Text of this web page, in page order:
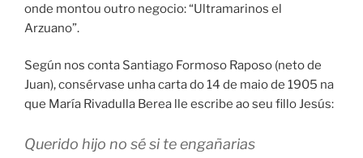
onde montou outro negocio: “Ultramarinos el
Arzuano”.
Según nos conta Santiago Formoso Raposo (neto de
Juan), consérvase unha carta do 14 de maio de 1905 na
que María Rivadulla Berea lle escribe ao seu fillo Jesús:
Querido hijo no sé si te engañarias